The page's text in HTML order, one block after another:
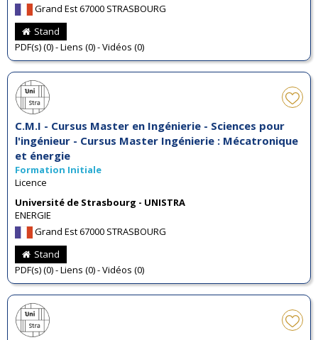
Grand Est 67000 STRASBOURG
Stand
PDF(s) (0) - Liens (0) - Vidéos (0)
C.M.I - Cursus Master en Ingénierie - Sciences pour
l'ingénieur - Cursus Master Ingénierie : Mécatronique
et énergie
Formation Initiale
Licence
Université de Strasbourg - UNISTRA
ENERGIE
Grand Est 67000 STRASBOURG
Stand
PDF(s) (0) - Liens (0) - Vidéos (0)